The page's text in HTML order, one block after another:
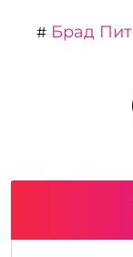
# Брад Пит